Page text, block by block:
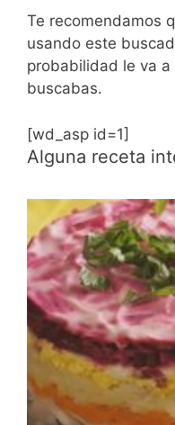
Te recomendamos
usando este
probabilidad le va
buscabas.
[wd_asp id=1]
Alguna receta